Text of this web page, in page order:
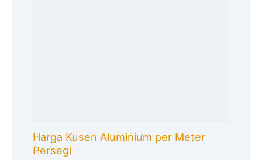
Harga Kusen Aluminium per Meter
Persegi